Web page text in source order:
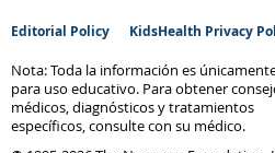
Editorial Policy KidsHealth Privacy
Nota: Toda la información es
para uso educativo. Para obtener
médicos, diagnósticos y tratamientos
específicos, consulte con su médico.